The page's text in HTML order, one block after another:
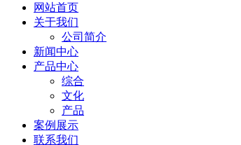
网站首页
关于我们
公司简介
新闻中心
产品中心
综合
文化
产品
案例展示
联系我们